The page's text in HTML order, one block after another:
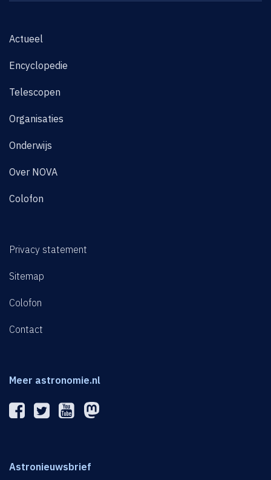
Actueel
Encyclopedie
Telescopen
Organisaties
Onderwijs
Over NOVA
Colofon
Privacy statement
Sitemap
Colofon
Contact
Meer astronomie.nl
Astronieuwsbrief